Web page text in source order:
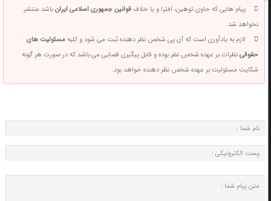
پیام هایی که حاوی توهین، افترا و یا خلافقوانین جمهوری اسلامی ایرانباشد منتشر
نخواهد شد.
لازم به یادآوری است که آی پی شخص نظر دهنده ثبت می شود و کلیهمسئولیت های
حقوقینظرات بر عهده شخص نظر بوده و قابل پیگیری قضایی می باشد که در صورت هر گونه
شکایت مسئولیت بر عهده شخص نظر دهنده خواهد بود.